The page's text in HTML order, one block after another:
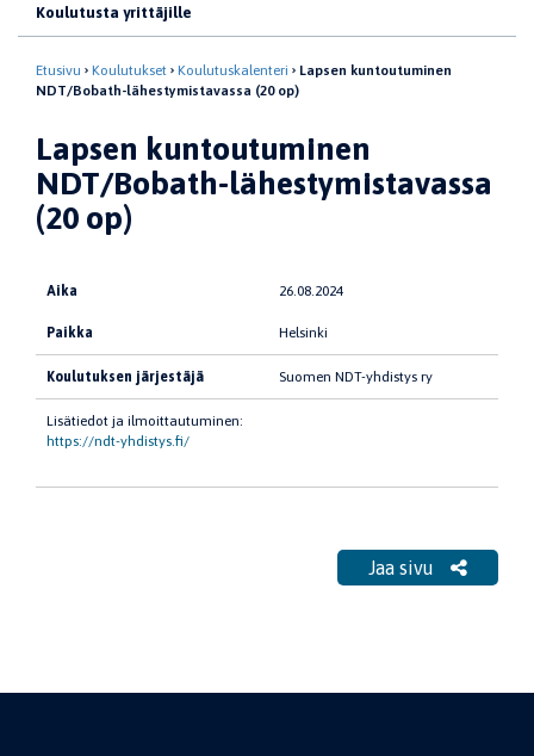
Koulutusta yrittäjille
Etusivu Koulutukset Koulutuskalenteri
Lapsen kuntoutuminen
NDT/Bobath-lähestymistavassa (20 op)
Lapsen kuntoutuminen
NDT/Bobath-lähestymistavassa
(20 op)
Aika 26.08.2024
Paikka Helsinki
Koulutuksen järjestäjä Suomen NDT-yhdistys ry
Lisätiedot ja ilmoittautuminen:
https://ndt-yhdistys.fi/
Jaa sivu